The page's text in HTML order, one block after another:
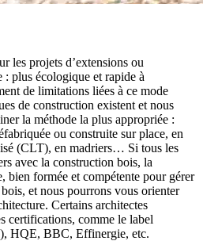
les projets d’extensions ou
: plus écologique et rapide à
de limitations liées à ce mode
de construction existent et nous
la méthode la plus appropriée :
ou construite sur place, en
(CLT), en madriers… Si tous les
avec la construction bois, la
bien formée et compétente pour gérer
et nous pourrons vous orienter
Certains architectes
certifications, comme le label
HQE, BBC, Effinergie, etc.